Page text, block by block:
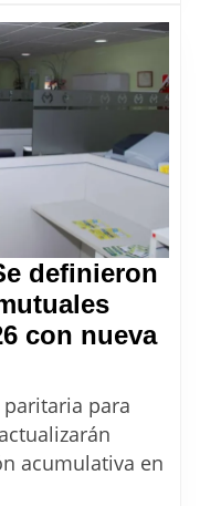
rural
con
el
aumento
agosto
definieron
con nueva
paritaria para
acumulativa en